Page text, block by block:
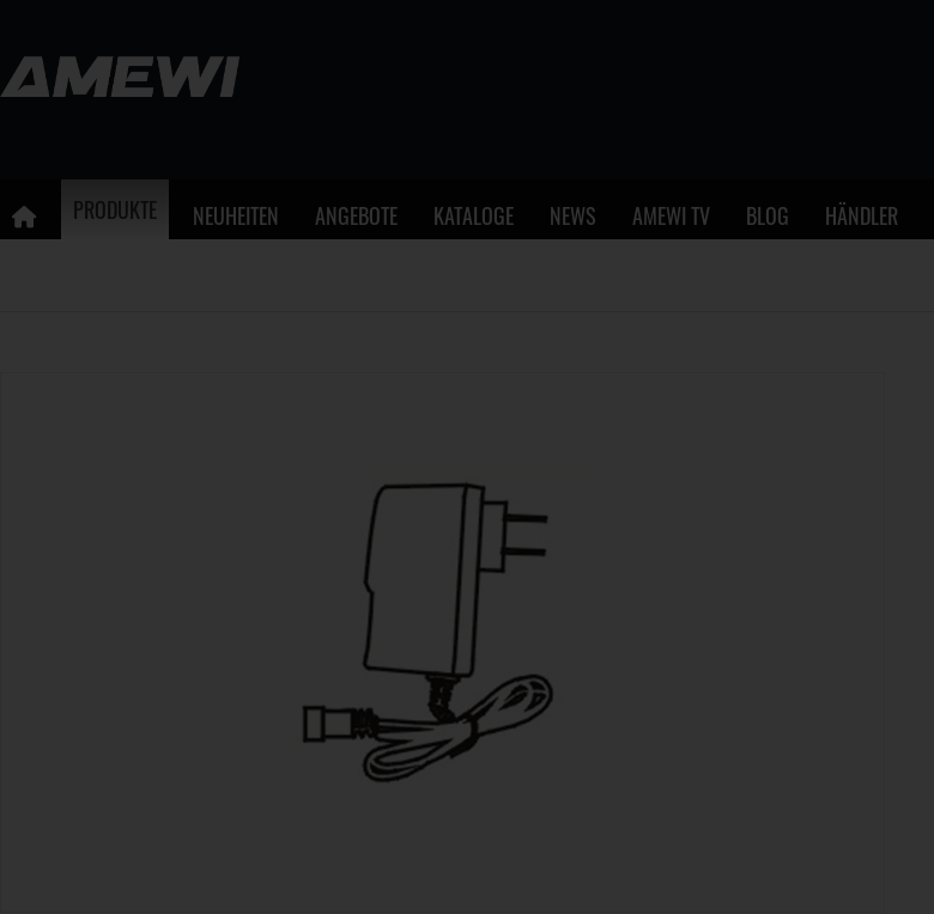
PRODUKTE NEUHEITEN ANGEBOTE KATALOGE NEWS AMEWI TV BLOG HÄNDLER